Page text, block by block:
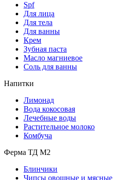
Spf
Для лица
Для тела
Для ванны
Крем
Зубная паста
Масло магниевое
Соль для ванны
Напитки
Лимонад
Вода кокосовая
Лечебные воды
Растительное молоко
Комбуча
Ферма ТД М2
Блинчики
Чипсы овощные и мясные